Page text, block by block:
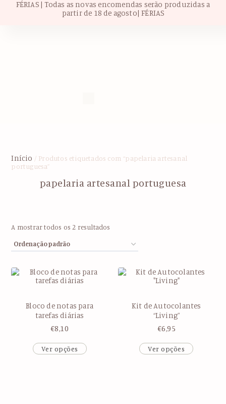
FÉRIAS | Todas as novas encomendas serão produzidas a
partir de 18 de agosto| FÉRIAS
Início / Produtos etiquetados com “papelaria artesanal
portuguesa”
papelaria artesanal portuguesa
A mostrar todos os 2 resultados
Bloco de notas para
tarefas diárias
€8,10
Ver opções
Kit de Autocolantes
“Living”
€6,95
Ver opções